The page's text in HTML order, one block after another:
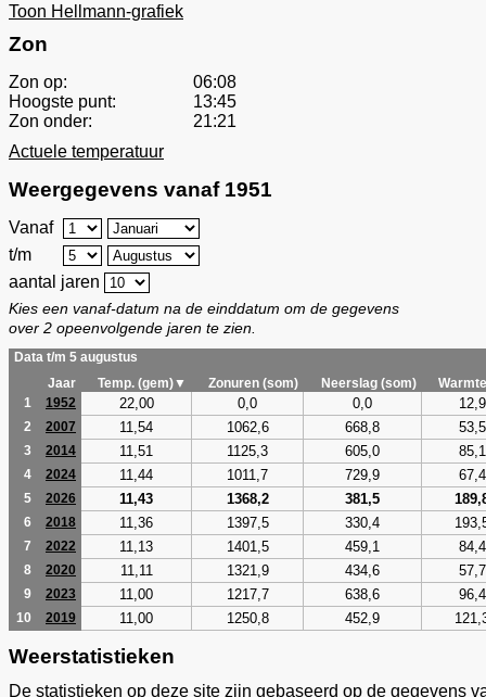
Toon Hellmann-grafiek
Zon
Zon op:
06:08
Hoogste punt:
13:45
Zon onder:
21:21
Actuele temperatuur
Weergegevens vanaf 1951
Vanaf
t/m
aantal jaren
Kies een vanaf-datum na de einddatum om de gegevens
over 2 opeenvolgende jaren te zien.
Data t/m 5 augustus
Jaar
Temp. (gem)▼ Zonuren (som) Neerslag (som)
1
1952 22,00 0,0 0,0 12,9
2 2007 11,54 1062,6 668,8 53,5
3 2014 11,51 1125,3 605,0 85,1
4 2024 11,44 1011,7 729,9 67,4
5 2026 11,43 1368,2 381,5
6 2018 11,36 1397,5 330,4
7 2022 11,13 1401,5 459,1 84,4
8 2020 11,11 1321,9 434,6 57,7
9 2023 11,00 1217,7 638,6 96,4
10 2019 11,00 1250,8 452,9
Weerstatistieken
De statistieken op deze site zijn gebaseerd op de gegevens